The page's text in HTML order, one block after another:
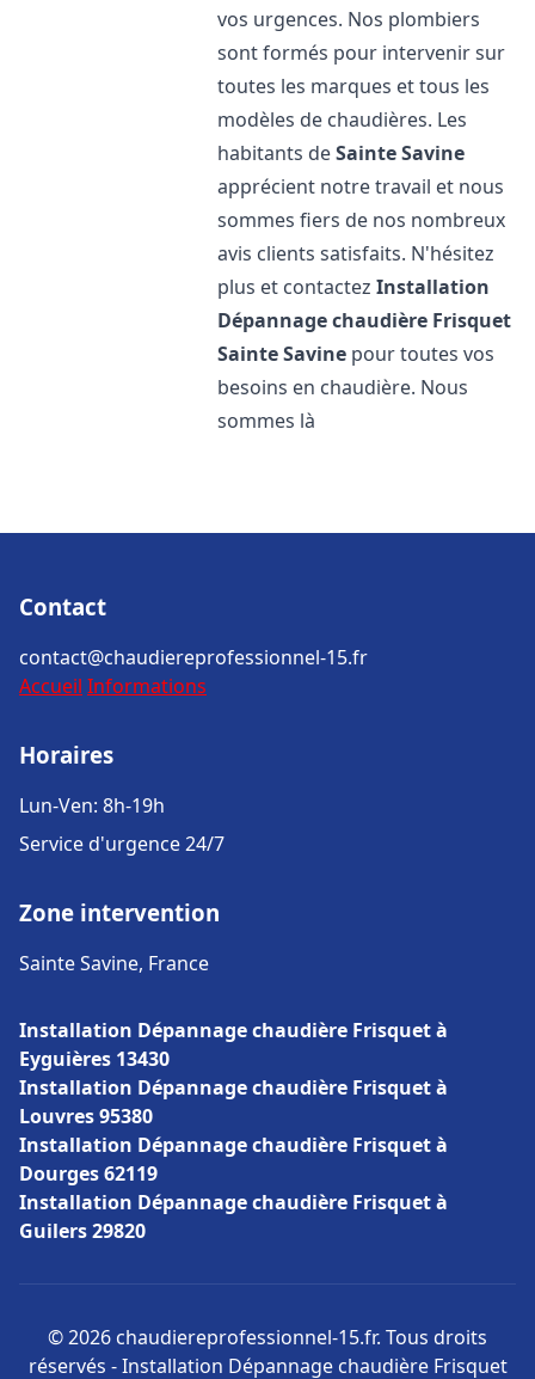
vos urgences. Nos plombiers
sont formés pour intervenir sur
toutes les marques et tous les
modèles de chaudières. Les
habitants deSainte Savine
apprécient notre travail et nous
sommes fiers de nos nombreux
avis clients satisfaits. N'hésitez
plus et contactezInstallation
Dépannage chaudière Frisquet
Sainte Savine pour toutes vos
besoins en chaudière. Nous
sommes là
Contact
contact@chaudiereprofessionnel-15.fr
Accueil Informations
Horaires
Lun-Ven: 8h-19h
Service d'urgence 24/7
Zone intervention
Sainte Savine, France
Installation Dépannage chaudière Frisquet à
Eyguières 13430
Installation Dépannage chaudière Frisquet à
Louvres 95380
Installation Dépannage chaudière Frisquet à
Dourges 62119
Installation Dépannage chaudière Frisquet à
Guilers 29820
© 2026 chaudiereprofessionnel-15.fr. Tous droits
réservés - Installation Dépannage chaudière Frisquet